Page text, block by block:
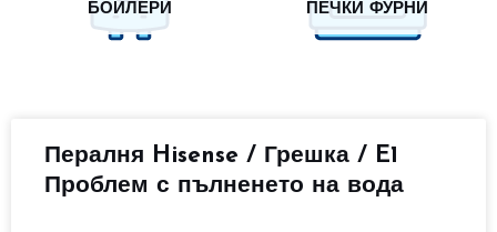
БОЙЛЕРИ
ПЕЧКИ ФУРНИ
Пералня Hisense / Грешка / E1
Проблем с пълненето на вода